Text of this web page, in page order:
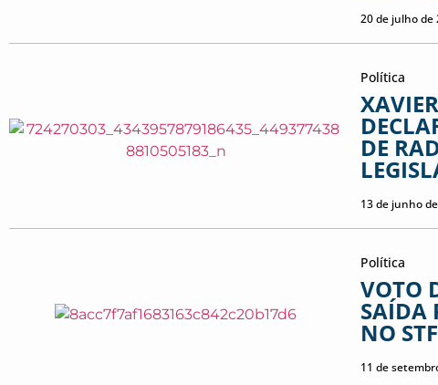
20 de julho de
Política
DE
13 de junho
Política
VOTO
SAÍDA
NO
11 de